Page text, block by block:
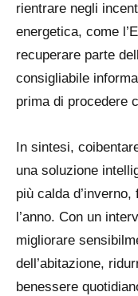
rientrare negli
energetica, come
recuperare parte
consigliabile
prima di procedere
In sintesi,
una soluzione
più calda
l’anno. Con un
migliorare
dell’abitazione,
benessere